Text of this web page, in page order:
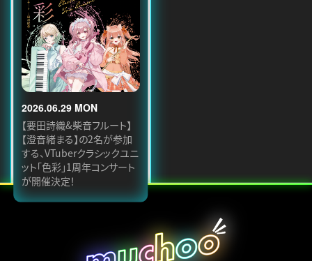
2026.06.29 MON
【要田詩織&柴音フルート】
【澄音緒まる】の2名が参加
する、VTuberクラシックユニ
ット「色彩」1周年コンサート
が開催決定！